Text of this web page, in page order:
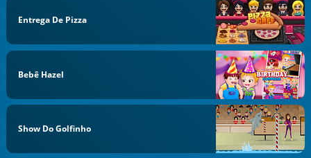
Entrega De Pizza
Bebê Hazel
Show Do Golfinho